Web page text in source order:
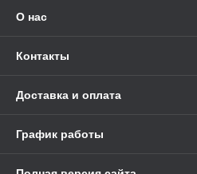
О нас
Контакты
Доставка и оплата
График работы